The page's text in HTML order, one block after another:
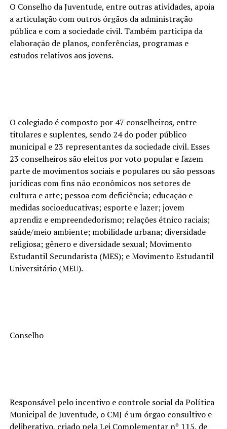
O Conselho da Juventude, entre outras atividades, apoia
a articulação com outros órgãos da administração
pública e com a sociedade civil. Também participa da
elaboração de planos, conferências, programas e
estudos relativos aos jovens.
O colegiado é composto por 47 conselheiros, entre
titulares e suplentes, sendo 24 do poder público
municipal e 23 representantes da sociedade civil. Esses
23 conselheiros são eleitos por voto popular e fazem
parte de movimentos sociais e populares ou são pessoas
jurídicas com fins não econômicos nos setores de
cultura e arte; pessoa com deficiência; educação e
medidas socioeducativas; esporte e lazer; jovem
aprendiz e empreendedorismo; relações étnico raciais;
saúde/meio ambiente; mobilidade urbana; diversidade
religiosa; gênero e diversidade sexual; Movimento
Estudantil Secundarista (MES); e Movimento Estudantil
Universitário (MEU).
Conselho
Responsável pelo incentivo e controle social da Política
Municipal de Juventude, o CMJ é um órgão consultivo e
deliberativo, criado pela Lei Complementar nº 115, de